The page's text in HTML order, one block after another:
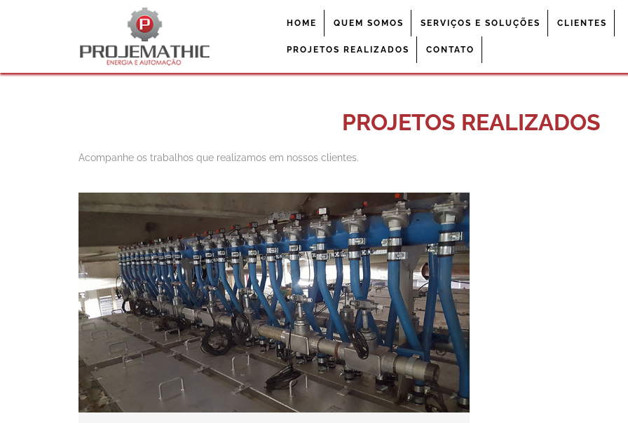
HOME QUEM SOMOS SERVIÇOS E SOLUÇÕES CLIENTES
PROJETOS REALIZADOS CONTATO
PROJETOS REALIZADOS
Acompanhe os trabalhos que realizamos em nossos clientes.